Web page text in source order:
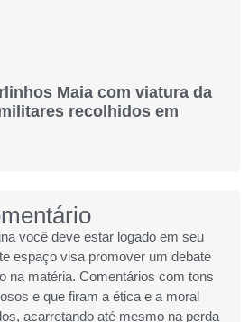
Maia com viatura da
recolhidos em
você deve estar logado em seu
espaço visa promover um debate
na matéria. Comentários com tons
e que firam a ética e a moral
acarretando até mesmo na perda